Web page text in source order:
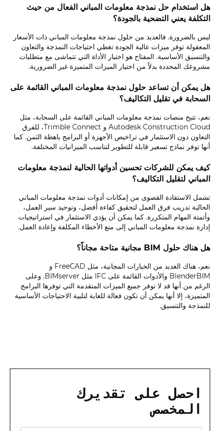
هل استخدام حل نمذجة معلومات المباني الفعال من حيث
التكلفة يعني التضحية بالجودة؟
ليس بالضرورة. فالعديد من حلول نمذجة معلومات المباني ذات الأسعار
المعقولة توفر ميزات عالية الجودة تغطي احتياجات النمذجة والتعاون
والتنسيق الأساسية. المفتاح هو اختيار الأداة التي تتماشى مع متطلبات
مشروعك المحددة بدلاً من اختيار الميزات المتميزة غير الضرورية.
هل يمكن أن تساعد حلول نمذجة معلومات المباني القائمة على
السحابة في تقليل التكاليف؟
نعم، تتيح منصات نمذجة معلومات المباني القائمة على السحابة، مثل
Autodesk Construction Cloud و Trimble Connect، للفرق
التعاون دون الاستثمار في تراخيص الأجهزة أو البرامج باهظة الثمن. كما
أنها توفر نماذج تسعير قابلة للتطوير لتناسب الميزانيات المختلفة.
كيف يمكن للشركات تحسين أدواتها الحالية لنمذجة معلومات
المباني لتقليل التكاليف؟
تشمل الاستفادة القصوى من إمكانات أدوات نمذجة معلومات المباني
الحالية تدريب فرق العمل لتحقيق كفاءة أفضل، وتوحيد سير العمل،
وأتمتة المهام المتكررة. كما يمكن أن يؤدي الاستثمار في استراتيجيات
إدارة نمذجة معلومات المباني إلى منع الأخطاء المكلفة وإعادة العمل.
هل هناك حلول BIM مجانية متاحة مجاناً؟
نعم، هناك العديد من الخيارات المجانية، مثل FreeCAD و
BlenderBIM والأدوات القائمة على IFC مثل BIMserver. وعلى
الرغم من أنها قد لا توفر جميع الميزات المتقدمة التي توفرها البرامج
المتميزة، إلا أنها يمكن أن تكون فعالة للغاية لتلبية الاحتياجات الأساسية
للنمذجة والتنسيق.
احصل على تقديرك
المخصص